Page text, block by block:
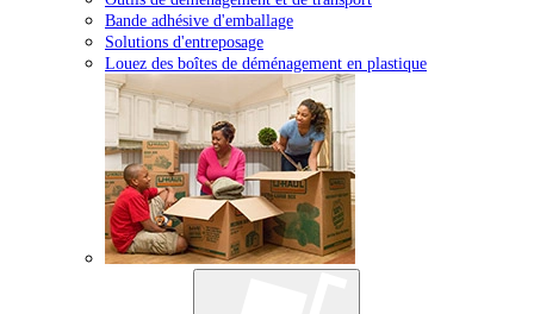
Bande adhésive d'emballage
Solutions d'entreposage
Louez des boîtes de déménagement en plastique